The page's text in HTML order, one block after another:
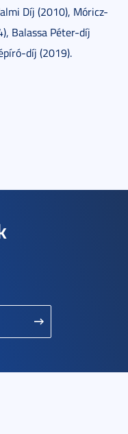
Díj (2010), Móricz-
Balassa Péter-díj
díj (2019).